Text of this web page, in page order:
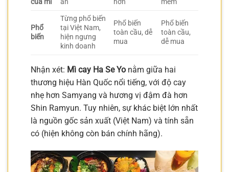
của mì
ăn
hơn
mềm
Phổ
biến
Từng phổ biến
tại Việt Nam,
hiện ngưng
kinh doanh
Phổ biến
toàn cầu, dễ
mua
Phổ biến
toàn cầu,
dễ mua
Nhận xét: Mì cay Ha Se Yo nằm giữa hai
thương hiệu Hàn Quốc nổi tiếng, với độ cay
nhẹ hơn Samyang và hương vị đậm đà hơn
Shin Ramyun. Tuy nhiên, sự khác biệt lớn nhất
là nguồn gốc sản xuất (Việt Nam) và tính sẵn
có (hiện không còn bán chính hãng).